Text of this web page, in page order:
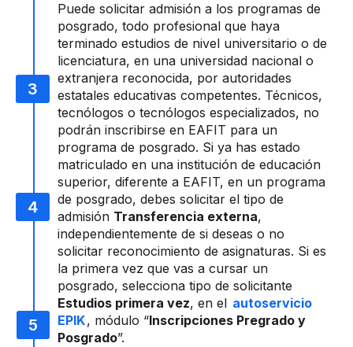
Puede solicitar admisión a los programas de
posgrado, todo profesional que haya
terminado estudios de nivel universitario o de
licenciatura, en una universidad nacional o
extranjera reconocida, por autoridades
estatales educativas competentes. Técnicos,
tecnólogos o tecnólogos especializados, no
podrán inscribirse en EAFIT para un
programa de posgrado. Si ya has estado
matriculado en una institución de educación
superior, diferente a EAFIT, en un programa
de posgrado, debes solicitar el tipo de
admisión Transferencia externa,
independientemente de si deseas o no
solicitar reconocimiento de asignaturas. Si es
la primera vez que vas a cursar un
posgrado, selecciona tipo de solicitante
Estudios primera vez, en el autoservicio
EPIK, módulo “Inscripciones Pregrado y
Posgrado”.